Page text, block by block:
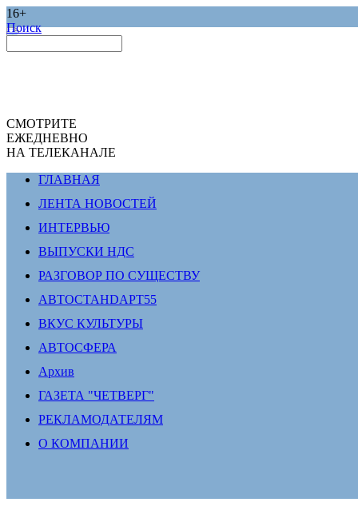
16+
Поиск
СМОТРИТЕ
ЕЖЕДНЕВНО
НА ТЕЛЕКАНАЛЕ
ГЛАВНАЯ
ЛЕНТА НОВОСТЕЙ
ИНТЕРВЬЮ
ВЫПУСКИ НДС
РАЗГОВОР ПО СУЩЕСТВУ
АВТОСТАНDАРТ55
ВКУС КУЛЬТУРЫ
АВТОСФЕРА
Архив
ГАЗЕТА "ЧЕТВЕРГ"
РЕКЛАМОДАТЕЛЯМ
О КОМПАНИИ